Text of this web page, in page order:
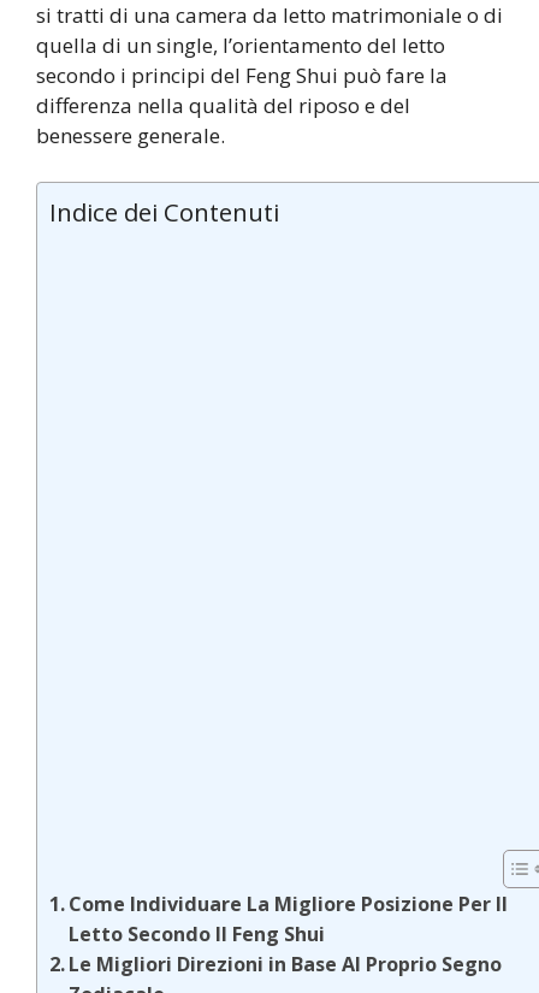
si tratti di una camera da letto matrimoniale o di
quella di un single, l’orientamento del letto
secondo i principi del Feng Shui può fare la
differenza nella qualità del riposo e del
benessere generale.
Indice dei Contenuti
Come Individuare La Migliore Posizione Per Il
Letto Secondo Il Feng Shui
Le Migliori Direzioni in Base Al Proprio Segno